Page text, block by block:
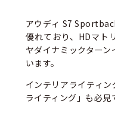
アウディ S7
優れており、HDマト
ヤダイナミックター
います。
インテリアライティ
ライティング」も必見